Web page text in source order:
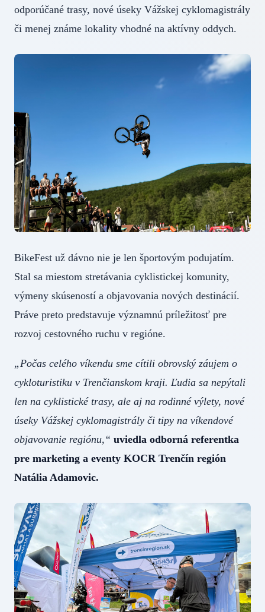
odporúčané trasy, nové úseky Vážskej cyklomagistrály
či menej známe lokality vhodné na aktívny oddych.
BikeFest už dávno nie je len športovým podujatím.
Stal sa miestom stretávania cyklistickej komunity,
výmeny skúseností a objavovania nových destinácií.
Práve preto predstavuje významnú príležitosť pre
rozvoj cestovného ruchu v regióne.
„Počas celého víkendu sme cítili obrovský záujem o
cykloturistiku v Trenčianskom kraji. Ľudia sa nepýtali
len na cyklistické trasy, ale aj na rodinné výlety, nové
úseky Vážskej cyklomagistrály či tipy na víkendové
objavovanie regiónu,“ uviedla odborná referentka
pre marketing a eventy KOCR Trenčín región
Natália Adamovic.